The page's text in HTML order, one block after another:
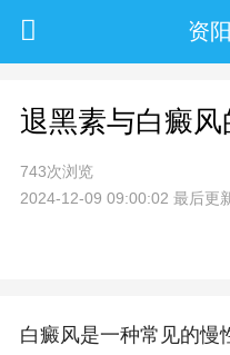
资
退黑素与白癜风
743次浏览
2024-12-09 09:00:02 最后更
白癜风是一种常见的慢